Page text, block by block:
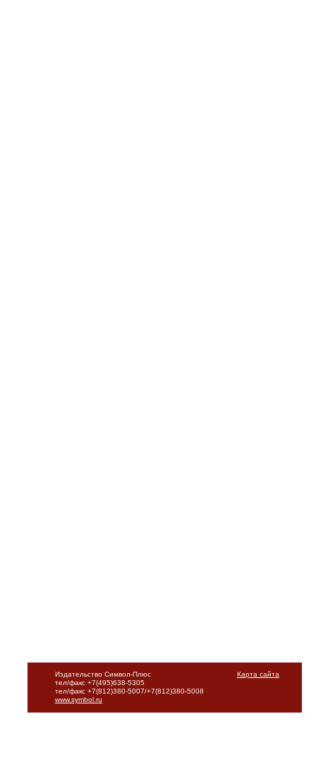
Карта сайта
Издательство Символ-Плюс
тел/факс +7(495)638-5305
тел/факс +7(812)380-5007/+7(812)380-5008
www.symbol.ru